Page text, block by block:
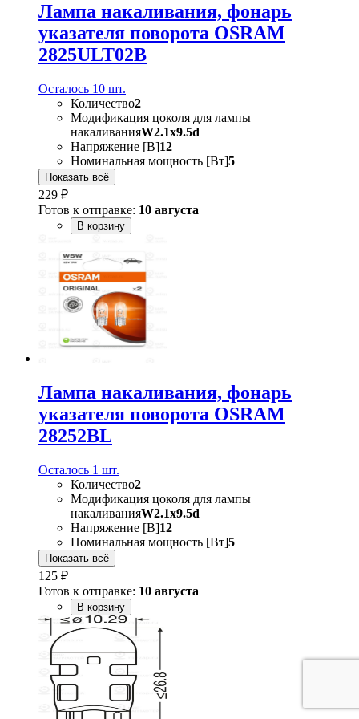
Лампа накаливания, фонарь
указателя поворота OSRAM
2825ULT02B
Осталось 10 шт.
Количество2
Модификация цоколя для лампы
накаливанияW2.1x9.5d
Напряжение [В]12
Номинальная мощность [Вт]5
Показать всё
229 ₽
Готов к отправке: 10 августа
В корзину
Лампа накаливания, фонарь
указателя поворота OSRAM
28252BL
Осталось 1 шт.
Количество2
Модификация цоколя для лампы
накаливанияW2.1x9.5d
Напряжение [В]12
Номинальная мощность [Вт]5
Показать всё
125 ₽
Готов к отправке: 10 августа
В корзину